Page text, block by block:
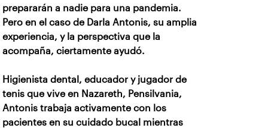
prepararán a nadie para una pandemia.
Pero en el caso de Darla Antonis, su amplia
experiencia, y la perspectiva que la
acompaña, ciertamente ayudó.
Higienista dental, educador y jugador de
tenis que vive en Nazareth, Pensilvania,
Antonis trabaja activamente con los
pacientes en su cuidado bucal mientras